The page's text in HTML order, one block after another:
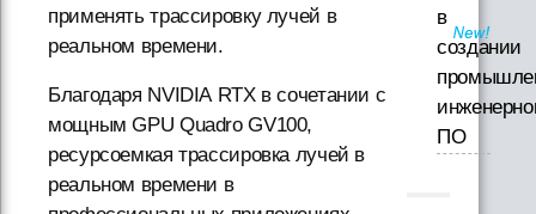
применять трассировку лучей в
реальном времени.
Благодаря NVIDIA RTX в сочетании с
мощным GPU Quadro GV100,
ресурсоемкая трассировка лучей в
реальном времени в
в
создании
ПО